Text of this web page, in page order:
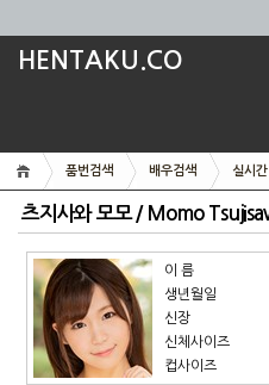
HENTAKU.CO
품번검색 배우검색 실시간
츠지사와 모모 / Momo
이 름
생년월일
신장
신체사이즈
컵사이즈